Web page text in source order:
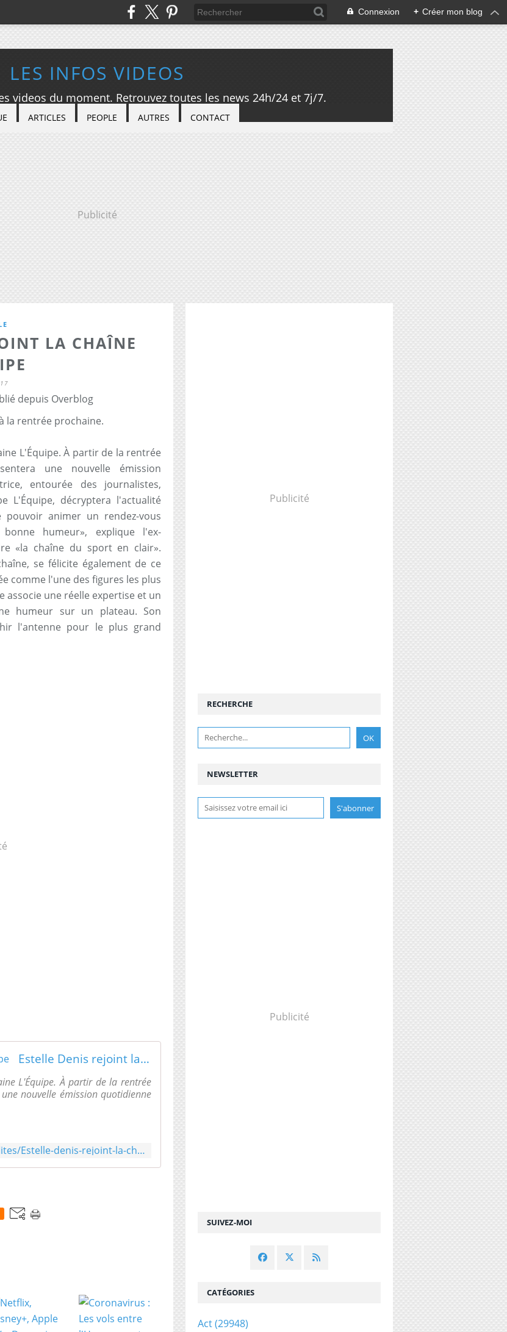
Connexion + Créer mon blog
LES INFOS VIDEOS
videos du moment. Retrouvez toutes les news 24h/24 et 7j/7.
ARTICLES PEOPLE AUTRES CONTACT
Publicité
LA CHAÎNE
depuis Overblog
la rentrée prochaine.
L'Équipe. À partir de la rentrée
une nouvelle émission
entourée des journalistes,
L'Équipe, décryptera l'actualité
animer un rendez-vous
humeur», explique l'ex-
«la chaîne du sport en clair».
se félicite également de ce
comme l'une des figures les plus
associe une réelle expertise et un
humeur sur un plateau. Son
l'antenne pour le plus grand
Estelle Denis rejoint la chaîne L'Equipe
L'Équipe. À partir de la rentrée
nouvelle émission quotidienne
https://www.lequipe.fr/Medias/Actualites/Estelle-denis-rejoint-la-chaine-l-equipe/805611
Publicité
NEWSLETTER
SUIVEZ-MOI
RECHERCHE
Publicité
CATÉGORIES
Act(29948)